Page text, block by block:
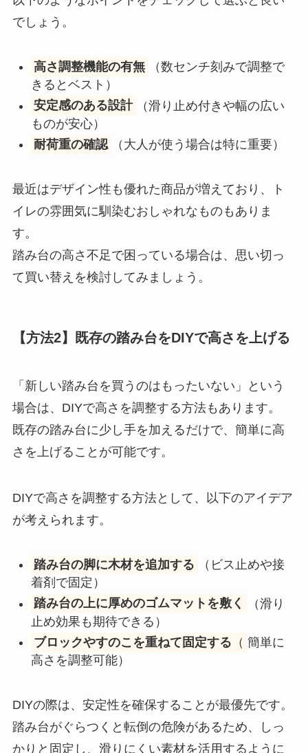
でしょう。
高さ調整機能の有無
（数センチ刻みで調整で
きるとベスト）
安定感のある設計
（滑り止め付きや幅の広い
ものが安心）
耐荷重の確認
（大人が使う場合は特に重要）
最近はデザイン性も優れた商品が増えており、ト
イレの雰囲気に馴染むおしゃれなものもありま
す。
踏み台の高さ不足で困っている場合は、思い切っ
て買い替えを検討してみましょう。
【方法2】既存の踏み台をDIYで高さを上げる
「新しい踏み台を買うのはもったいない」という
場合は、DIYで高さを調整する方法もあります。
既存の踏み台に少し手を加えるだけで、簡単に高
さを上げることが可能です。
DIYで高さを調整する方法として、以下のアイデア
が考えられます。
踏み台の脚に木材を追加する
（ビス止めや接
着剤で固定）
踏み台の上に厚めのゴムマットを敷く
（滑り
止め効果も期待できる）
ブロックやすのこを重ねて固定する （ 簡単に
高さを調整可能）
DIYの際は、安定性を確保することが最優先です。
踏み台がぐらつくと転倒の危険があるため、しっ
かりと固定し、滑りにくい素材を活用するように